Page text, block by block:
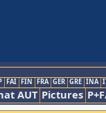
FAI FIN FRA GER GRE INA
AUT Pictures